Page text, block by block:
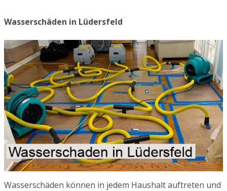
Wasserschäden in Lüdersfeld
Wasserschäden können in jedem Haushalt auftreten und